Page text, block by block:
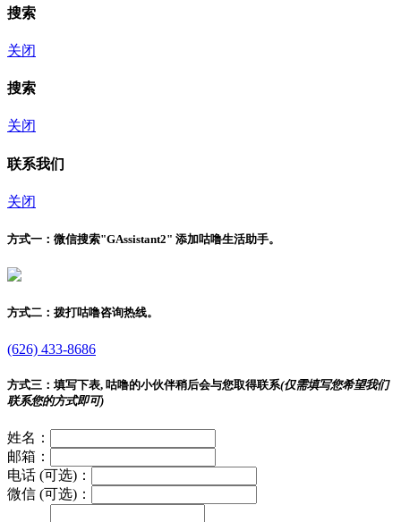
搜索
关闭
搜索
关闭
联系我们
关闭
方式一： 微信搜索"GAssistant2" 添加咕噜生活助手。
方式二： 拨打咕噜咨询热线。
(626) 433-8686
方式三： 填写下表, 咕噜的小伙伴稍后会与您取得联系(仅需填写您希望我们
联系您的方式即可)
姓名：
邮箱：
电话 (可选)：
微信 (可选)：